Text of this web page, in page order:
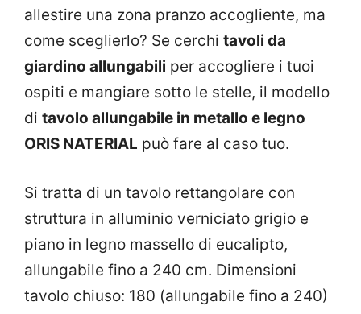
allestire una zona pranzo accogliente, ma
come sceglierlo? Se cerchi tavoli da
giardino allungabili per accogliere i tuoi
ospiti e mangiare sotto le stelle, il modello
di tavolo allungabile in metallo e legno
ORIS NATERIAL può fare al caso tuo.
Si tratta di un tavolo rettangolare con
struttura in alluminio verniciato grigio e
piano in legno massello di eucalipto,
allungabile fino a 240 cm. Dimensioni
tavolo chiuso: 180 (allungabile fino a 240)